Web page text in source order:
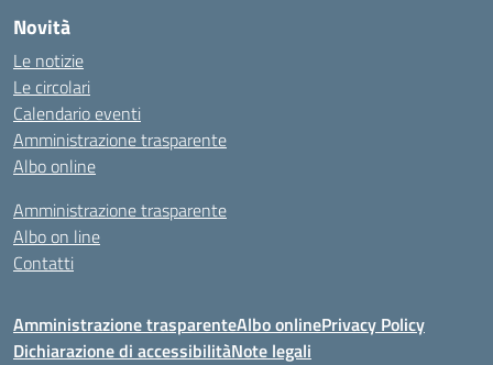
Novità
Le notizie
Le circolari
Calendario eventi
Amministrazione trasparente
Albo online
Amministrazione trasparente
Albo on line
Contatti
Amministrazione trasparenteAlbo onlinePrivacy Policy
Dichiarazione di accessibilitàNote legali